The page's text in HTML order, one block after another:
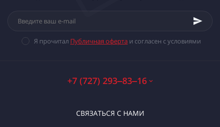
Я прочитал Публичная оферта и согласен с условиями
+7 (727) 293‒83‒16
СВЯЗАТЬСЯ С НАМИ